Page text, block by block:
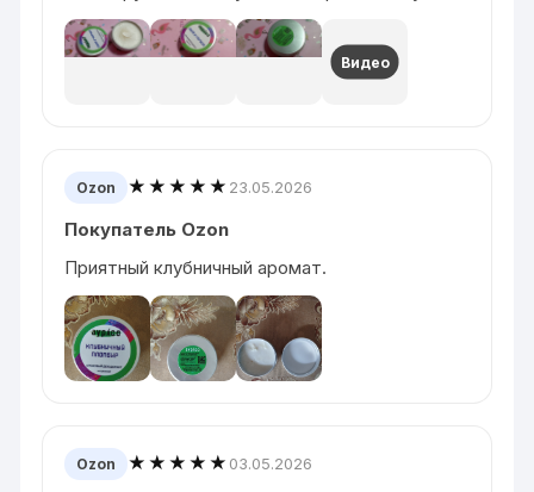
Видео
Ozon ★★★★★ 23.05.2026
Покупатель Ozon
Приятный клубничный аромат.
Ozon ★★★★★ 03.05.2026